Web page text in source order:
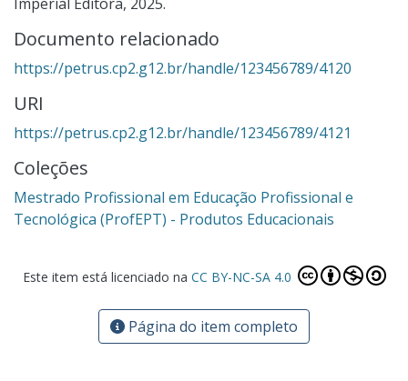
Documento relacionado
https://petrus.cp2.g12.br/handle/123456789/4120
URI
https://petrus.cp2.g12.br/handle/123456789/4121
Coleções
Mestrado Profissional em Educação Profissional e
Tecnológica (ProfEPT) - Produtos Educacionais
Este item está licenciado na CC BY-NC-SA 4.0
Página do item completo